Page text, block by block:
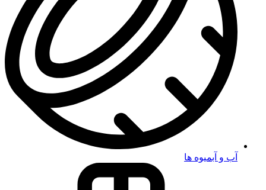
آب و آبمیوه ها